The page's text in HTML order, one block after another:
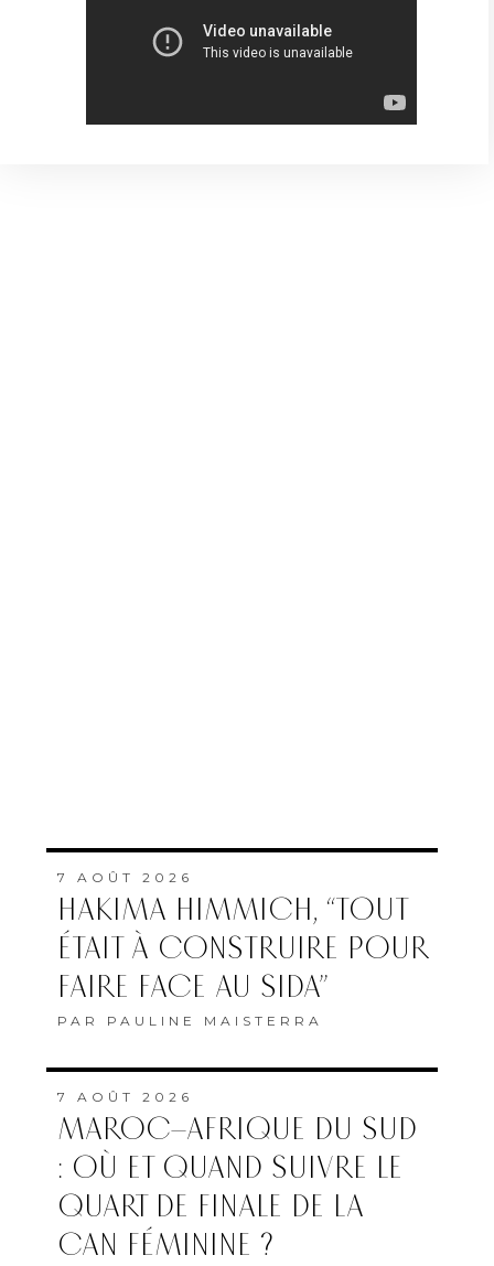
7 AOÛT 2026
HAKIMA HIMMICH, “TOUT
ÉTAIT À CONSTRUIRE POUR
FAIRE FACE AU SIDA”
PAR PAULINE MAISTERRA
7 AOÛT 2026
MAROC–AFRIQUE DU SUD
: OÙ ET QUAND SUIVRE LE
QUART DE FINALE DE LA
CAN FÉMININE ?